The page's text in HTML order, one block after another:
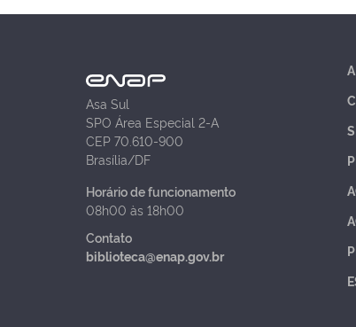
Asa Sul
SPO Área Especial 2-A
CEP 70.610-900
Brasília/DF
Horário de funcionamento
08h00 às 18h00
Contato
biblioteca@enap.gov.br